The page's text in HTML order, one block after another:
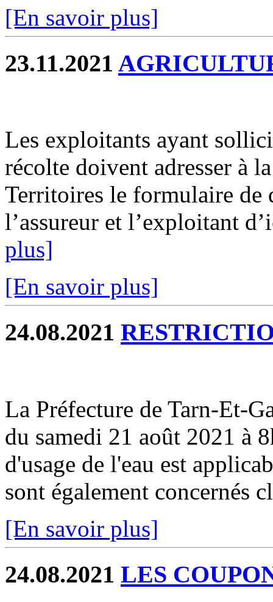
[En savoir plus]
23.11.2021
Les exploitants ayant
récolte doivent adresser à
Territoires le formulaire de
l’assureur et l’exploitant
plus]
[En savoir plus]
24.08.2021
La Préfecture de Tarn-Et-
du samedi 21 août 2021 à
d'usage de l'eau est
sont également concernés
[En savoir plus]
24.08.2021 LES